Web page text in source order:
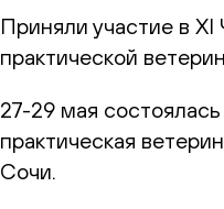
Приняли участие в
практической
27-29 мая
практическая
Сочи.